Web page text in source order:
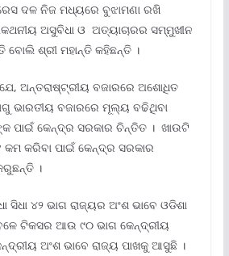
ଦଳ ନିଜ ମଧ୍ୟରେ ବୁଝାମଣା ରଖି
ଅସୁବିଧା ଓ ଅତ୍ୟାଚାରର ସମ୍ମୁଖୀନ
ବୋଲି ଶ୍ରୀ ମହାନ୍ତି କହିଛନ୍ତି ।
ଅନ୍ତରାଷ୍ଟ୍ରୀୟ ବଜାରରେ ଅଶୋଧିତ
ଭାରତୀୟ ବଜାରରେ ମୂଲ୍ୟ ବଢିଥିବା
ପାଇଁ କେନ୍ଦ୍ର ସରକାର ଚିନ୍ତିତ । ଖାଉଟି
କରିବା ପାଇଁ କେନ୍ଦ୍ର ସରକାର
।
ସିଧା ୪୨ ଭାଗ ରାଜ୍ୟର ଅଂଶ ଭାବେ ଓଡିଶା
ଟିକସର ଆଉ ୯୦ ଭାଗ କେନ୍ଦ୍ରୀୟ
ଅଂଶ ଭାବେ ରାଜ୍ୟ ପାଖକୁ ଆସୁଛି ।